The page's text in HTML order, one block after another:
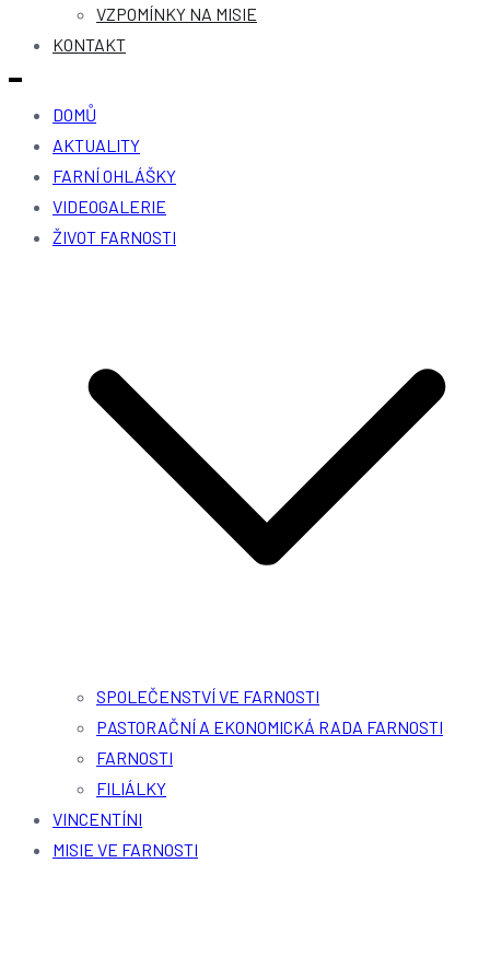
VZPOMÍNKY NA MISIE
KONTAKT
DOMŮ
AKTUALITY
FARNÍ OHLÁŠKY
VIDEOGALERIE
ŽIVOT FARNOSTI
SPOLEČENSTVÍ VE FARNOSTI
PASTORAČNÍ A EKONOMICKÁ RADA FARNOSTI
FARNOSTI
FILIÁLKY
VINCENTÍNI
MISIE VE FARNOSTI